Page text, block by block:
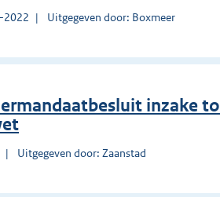
2022 Uitgegeven door: Boxmeer
inzake
Uitgegeven door: Zaanstad